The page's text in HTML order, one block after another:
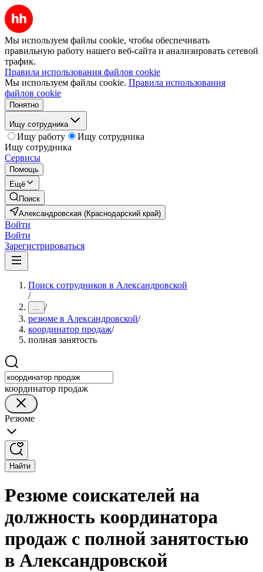
Мы используем файлы cookie, чтобы обеспечивать
правильную работу нашего веб-сайта и анализировать сетевой
трафик.
Правила использования файлов cookie
Мы используем файлы cookie. Правила использования
файлов cookie
Понятно
Ищу сотрудника
Ищу работу
Ищу сотрудника
Ищу сотрудника
Сервисы
Помощь
Ещё
Поиск
Александровская (Краснодарский край)
Войти
Войти
Зарегистрироваться
Поиск сотрудников в Александровской
/
... /
резюме в Александровской/
координатор продаж/
полная занятость
координатор продаж
Резюме
Найти
Резюме соискателей на
должность координатора
продаж с полной занятостью
в Александровской